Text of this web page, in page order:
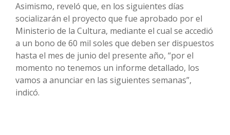
Asimismo, reveló que, en los siguientes días
socializarán el proyecto que fue aprobado por el
Ministerio de la Cultura, mediante el cual se accedió
a un bono de 60 mil soles que deben ser dispuestos
hasta el mes de junio del presente año, “por el
momento no tenemos un informe detallado, los
vamos a anunciar en las siguientes semanas”,
indicó.